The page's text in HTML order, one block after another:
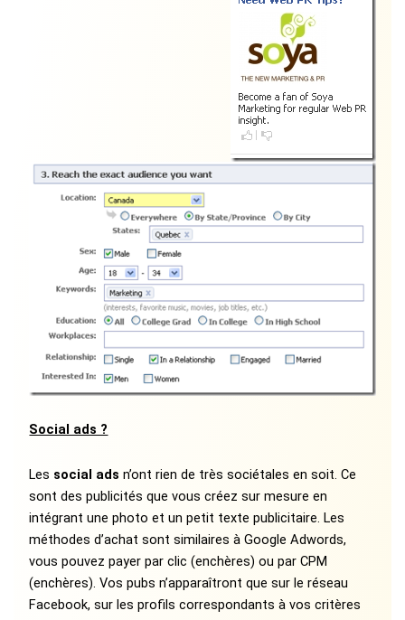
Social ads ?
Les social ads n’ont rien de très sociétales en soit. Ce
sont des publicités que vous créez sur mesure en
intégrant une photo et un petit texte publicitaire. Les
méthodes d’achat sont similaires à Google Adwords,
vous pouvez payer par clic (enchères) ou par CPM
(enchères). Vos pubs n’apparaîtront que sur le réseau
Facebook, sur les profils correspondants à vos critères